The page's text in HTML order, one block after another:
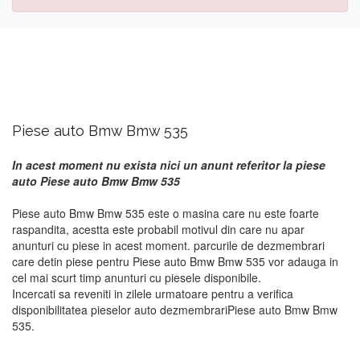
Piese auto Bmw Bmw 535
In acest moment nu exista nici un anunt referitor la piese
auto Piese auto Bmw Bmw 535
Piese auto Bmw Bmw 535 este o masina care nu este foarte
raspandita, acestta este probabil motivul din care nu apar
anunturi cu piese in acest moment. parcurile de dezmembrari
care detin piese pentru Piese auto Bmw Bmw 535 vor adauga in
cel mai scurt timp anunturi cu piesele disponibile.
Incercati sa reveniti in zilele urmatoare pentru a verifica
disponibilitatea pieselor auto dezmembrariPiese auto Bmw Bmw
535.